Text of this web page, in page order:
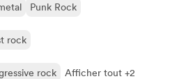
Punk Rock
rock
rock Afficher tout +2